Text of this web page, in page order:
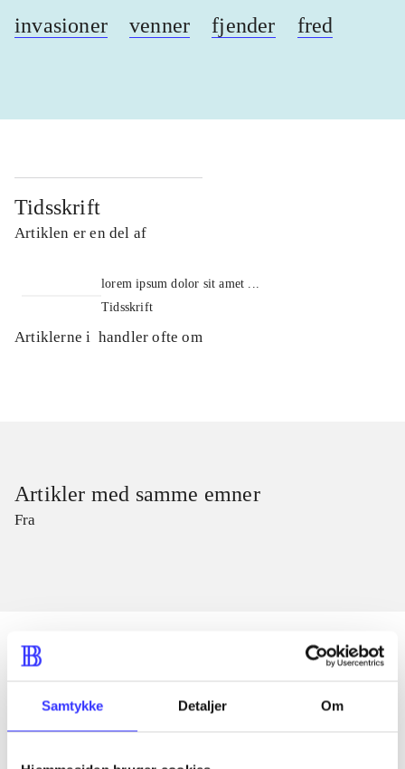
Samtykke Detaljer Om
invasioner venner fjender fred
Tidsskrift
Artiklen er en del af
lorem ipsum dolor sit amet ...
Tidsskrift
Artiklerne i handler ofte om
Artikler med samme emner
Fra
Artikler